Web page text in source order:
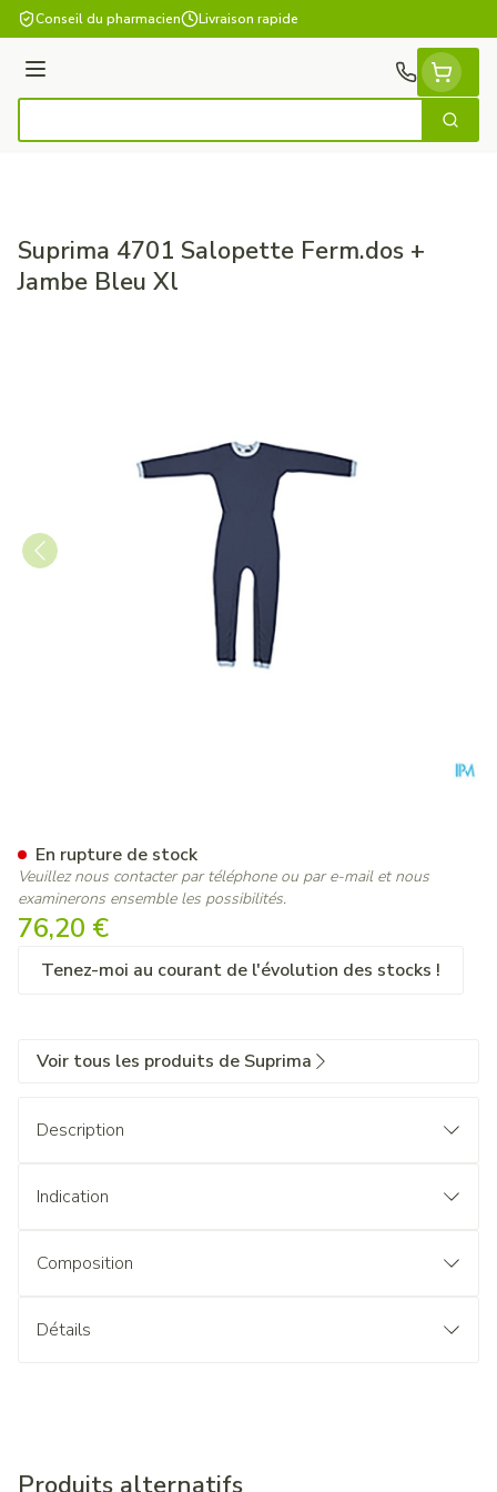
Aller au contenu
Conseil du pharmacien Livraison rapide
Menu
Suprima 4701 Salopette Ferm.dos +
Jambe Bleu Xl
76,20 €
Tenez-moi au courant de l'évolution des stocks !
En rupture de stock
Veuillez nous contacter par téléphone ou par e-mail et nous
examinerons ensemble les possibilités.
Voir tous les produits de Suprima
Description
Indication
Composition
Détails
Produits alternatifs